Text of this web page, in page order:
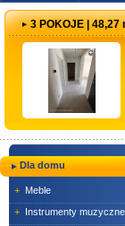
3 POKOJE | 48,27
Dla domu
+ Meble
+ Instrumenty muzyczne